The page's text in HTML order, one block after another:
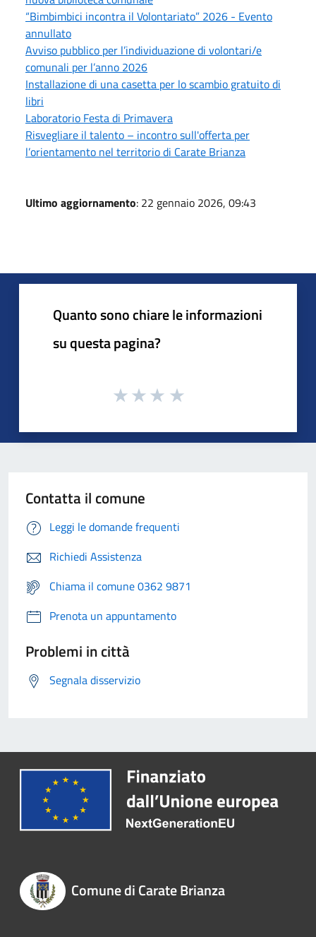
“Bimbimbici incontra il Volontariato” 2026 - Evento
annullato
Avviso pubblico per l’individuazione di volontari/e
comunali per l’anno 2026
Installazione di una casetta per lo scambio gratuito di
libri
Laboratorio Festa di Primavera
Risvegliare il talento – incontro sull'offerta per
l’orientamento nel territorio di Carate Brianza
Ultimo aggiornamento: 22 gennaio 2026, 09:43
Quanto sono chiare le informazioni
su questa pagina?
Contatta il comune
Leggi le domande frequenti
Richiedi Assistenza
Chiama il comune 0362 9871
Prenota un appuntamento
Problemi in città
Segnala disservizio
Comune di Carate Brianza